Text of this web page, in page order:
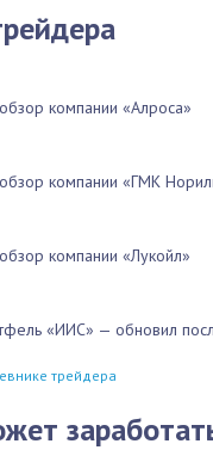
компании «Алроса»
компании «ГМК
компании «Лукойл»
«ИИС» — обновил
трейдера